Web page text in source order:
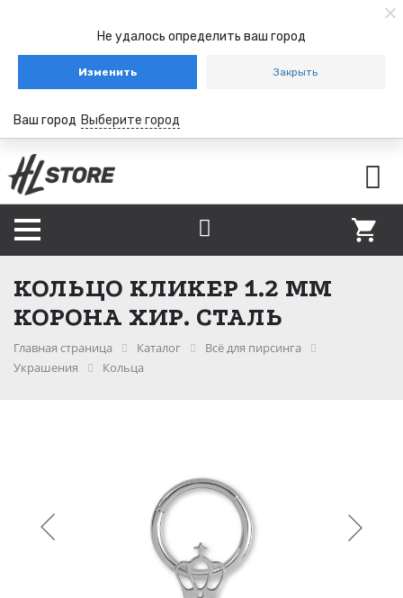
Не удалось определить ваш город
Изменить Закрыть
Ваш город Выберите город
КОЛЬЦО КЛИКЕР 1.2 ММ
КОРОНА ХИР. СТАЛЬ
Главная страница Каталог
Всё для пирсинга
Украшения
Кольца